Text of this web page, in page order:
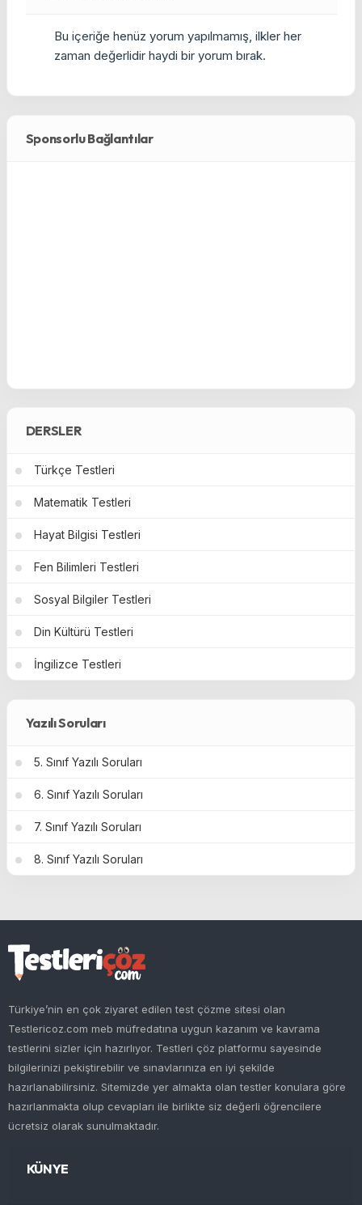
Bu içeriğe henüz yorum yapılmamış, ilkler her
zaman değerlidir haydi bir yorum bırak.
Sponsorlu Bağlantılar
DERSLER
Türkçe Testleri
Matematik Testleri
Hayat Bilgisi Testleri
Fen Bilimleri Testleri
Sosyal Bilgiler Testleri
Din Kültürü Testleri
İngilizce Testleri
Yazılı Soruları
5. Sınıf Yazılı Soruları
6. Sınıf Yazılı Soruları
7. Sınıf Yazılı Soruları
8. Sınıf Yazılı Soruları
Türkiye’nin en çok ziyaret edilen test çözme sitesi olan
Testlericoz.com meb müfredatına uygun kazanım ve kavrama
testlerini sizler için hazırlıyor. Testleri çöz platformu sayesinde
bilgilerinizi pekiştirebilir ve sınavlarınıza en iyi şekilde
hazırlanabilirsiniz. Sitemizde yer almakta olan testler konulara göre
hazırlanmakta olup cevapları ile birlikte siz değerli öğrencilere
ücretsiz olarak sunulmaktadır.
KÜNYE